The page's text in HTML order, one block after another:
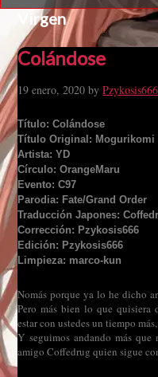
Virgen
Colándose
19 enero, 2020 byPzykosis666
Título: Colándose
Título Original: Mogurikomi
Artista: YD
Círculo: OrangeMaru
Evento: C97
Parodia: Fate/Grand Order
Traducción Japones:
Corrección: Pzykosis666
Edición: Pzykosis666
Limpieza: marco-kun
Nomás porque ya lo he dicho
Pero más bien lo que quisiera
estar con ustedes un tiempo
Y seguimos andando más
amigo Coffedrug quien sigue